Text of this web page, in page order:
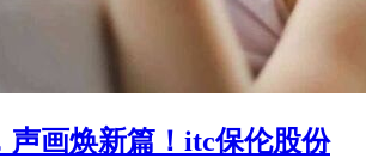
声画焕新篇！itc保伦股份